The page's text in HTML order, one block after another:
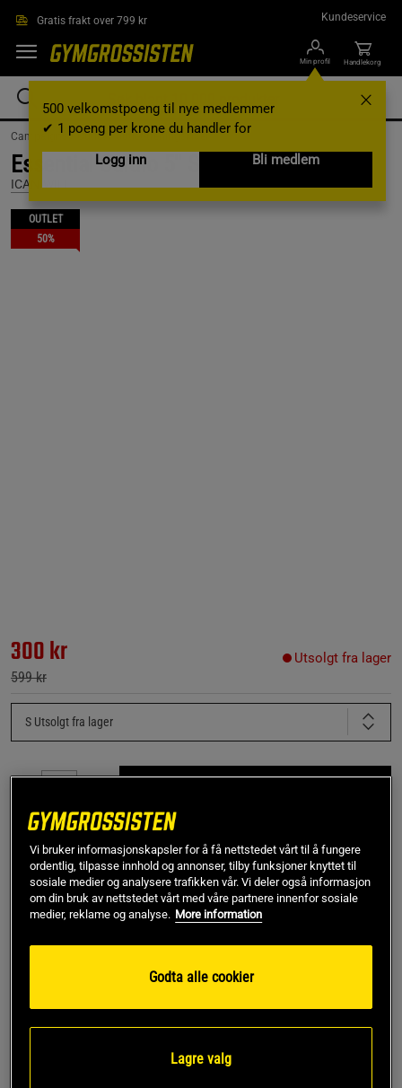
Gratis frakt over 799 kr Kundeservice
Min profil
500 velkomstpoeng til nye medlemmer
✔ 1 poeng per krone du handler for
Logg inn
Bli medlem
Handlekorg
Campaigns / Outlet / outlet-treningsklaer
Essential Cardio 5'' Shorts, Black, S
ICANIWILL
OUTLET
50%
300 kr
599 kr
Utsolgt fra lager
S Utsolgt fra lager
!
Dette produktet er dessverre ikke i lager. Få beskjed når
det kommer på lager igen.
SKU #13718-001R | EAN7340145465412
Essential Cardio Shorts fra ICANIWILL er et utmerket valg
Vi bruker informasjonskapsler for å få nettstedet vårt til å fungere
ordentlig, tilpasse innhold og annonser, tilby funksjoner knyttet til
sosiale medier og analysere trafikken vår. Vi deler også informasjon
om din bruk av nettstedet vårt med våre partnere innenfor sosiale
medier, reklame og analyse. More information
Godta alle cookier
Lagre valg